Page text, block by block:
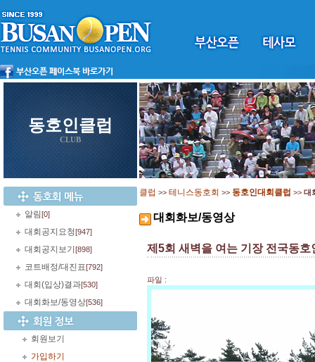
동호인클럽
CLUB
알림[0]
대회공지요청[947]
대회공지보기 [898]
코트배정/대진표[792]
대회(입상)결과[530]
대회화보/동영상[536]
회원보기
가입하기
클럽 >> 테니스동호회 >> 동호인대회클럽 >> 대
대회화보/동영상
제5회 새벽을 여는 기장 전국동
파일 :